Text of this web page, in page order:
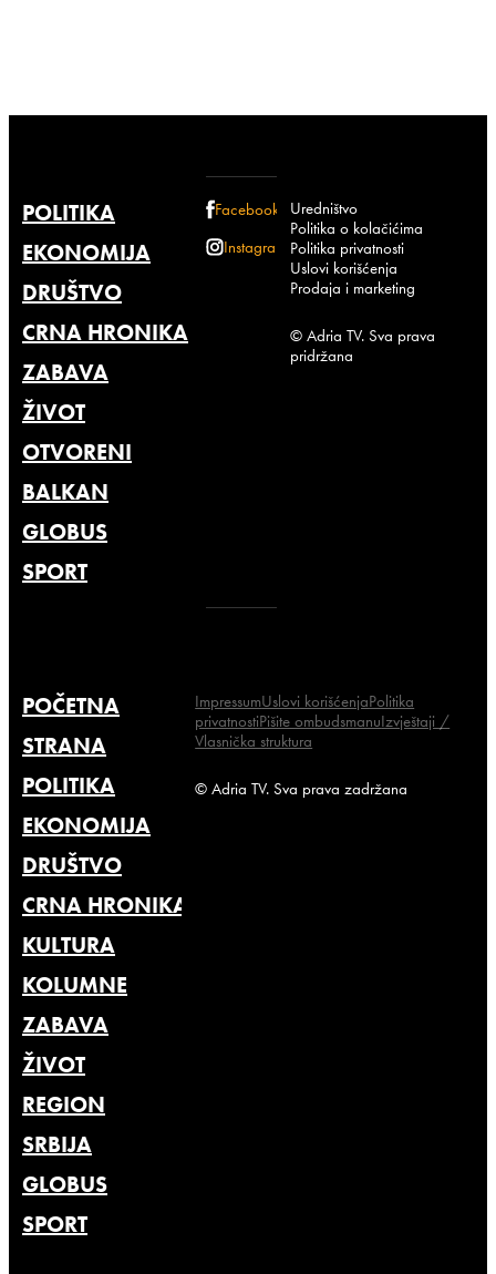
POLITIKA
EKONOMIJA
DRUŠTVO
CRNA HRONIKA
ZABAVA
ŽIVOT
OTVORENI
BALKAN
GLOBUS
SPORT
Facebook
Instagram
Uredništvo
Politika o kolačićima
Politika privatnosti
Uslovi korišćenja
Prodaja i marketing
© Adria TV. Sva prava
pridržana
POČETNA
STRANA
POLITIKA
EKONOMIJA
DRUŠTVO
CRNA HRONIKA
KULTURA
KOLUMNE
ZABAVA
ŽIVOT
REGION
SRBIJA
GLOBUS
SPORT
ImpressumUslovi korišćenjaPolitika
privatnostiPišite ombudsmanuIzvještaji /
Vlasnička struktura
© Adria TV. Sva prava zadržana